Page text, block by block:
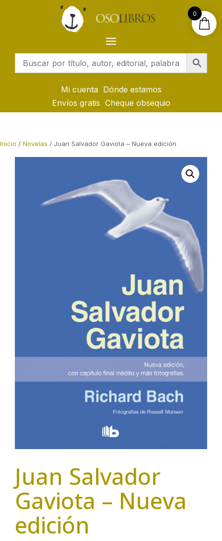
Mi cuenta Dónde estamos
Envíos gratis Cheque obsequio
Inicio / Novelas / Juan Salvador Gaviota – Nueva edición
Juan Salvador
Gaviota – Nueva
edición
0